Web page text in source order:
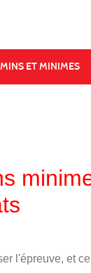
ET MINIMES
l'épreuve, et